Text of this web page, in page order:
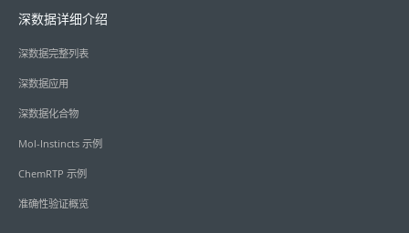
深数据详细介绍
深数据完整列表
深数据应用
深数据化合物
Mol-Instincts 示例
ChemRTP 示例
准确性验证概览